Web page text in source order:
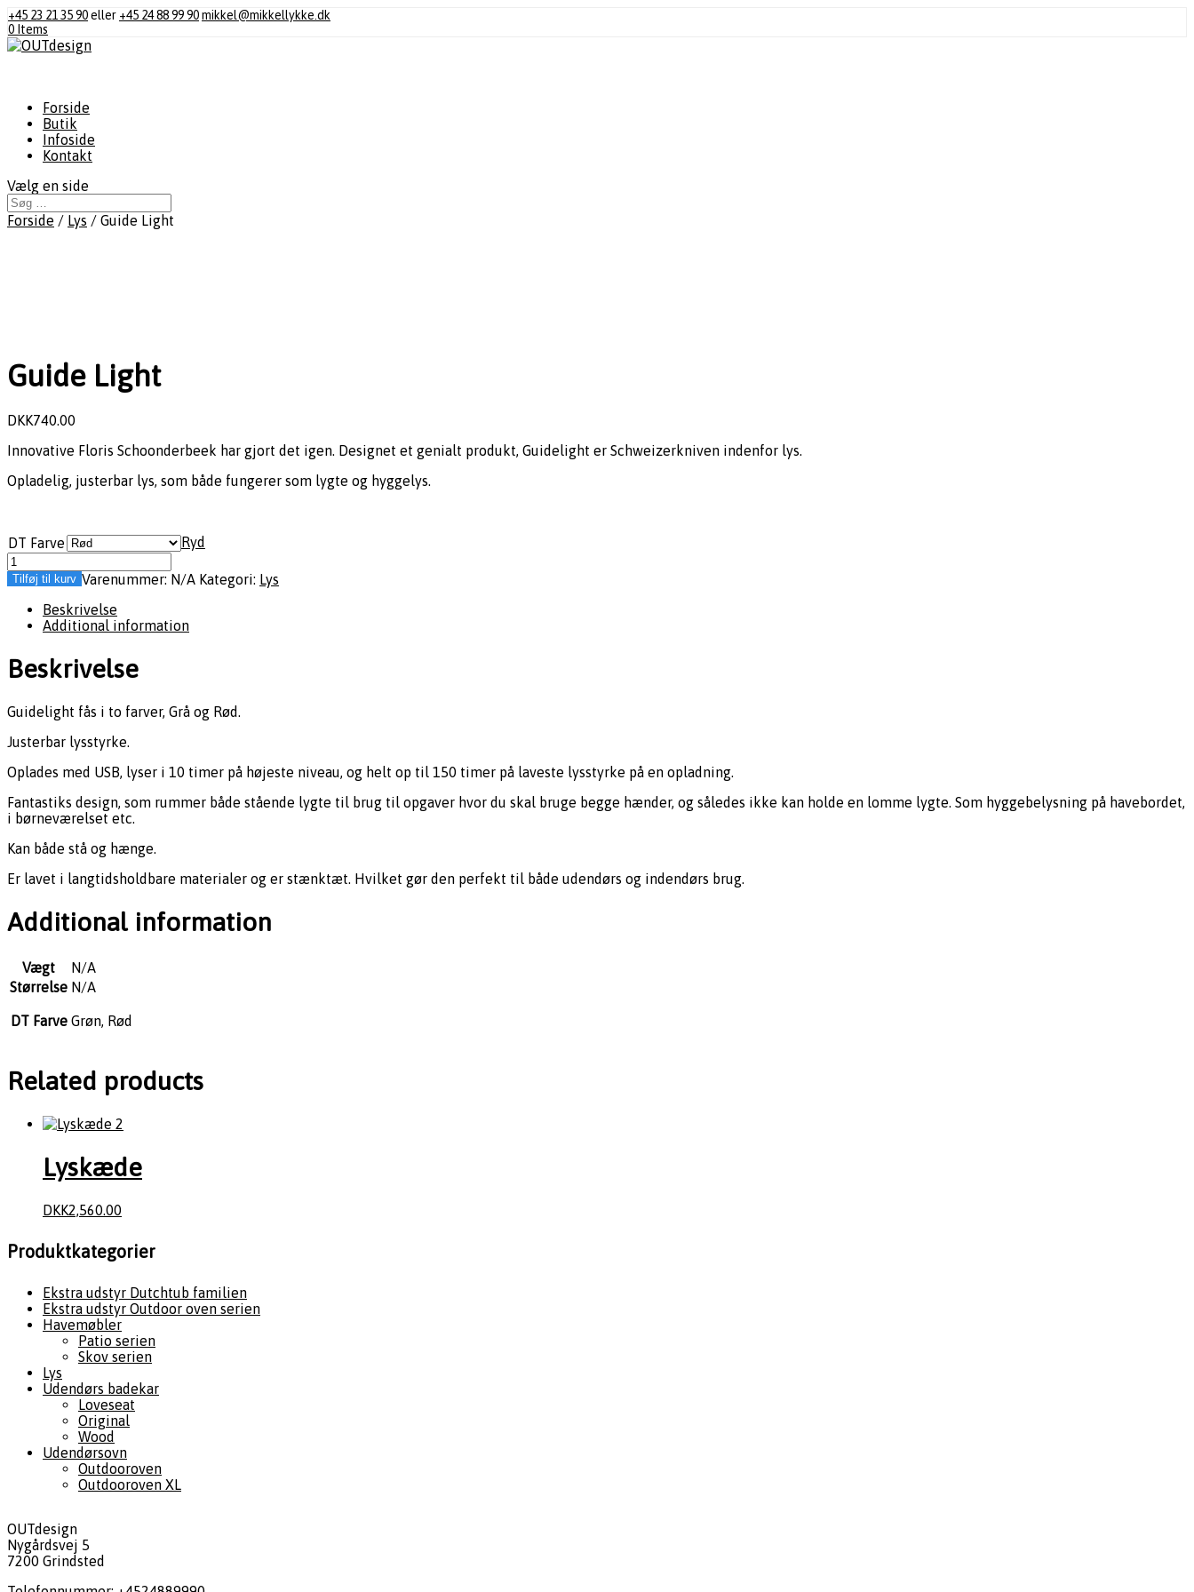
+45 23 21 35 90eller +45 24 88 99 90mikkel@mikkellykke.dk
0 Items
Forside
Butik
Infoside
Kontakt
Vælg en side
Forside / Lys / Guide Light
Guide Light
DKK740.00
Innovative Floris Schoonderbeek har gjort det igen. Designet et genialt produkt, Guidelight er Schweizerkniven indenfor lys.
Opladelig, justerbar lys, som både fungerer som lygte og hyggelys.
DT Farve Ryd
Tilføj til kurv Varenummer: N/A Kategori: Lys
Beskrivelse
Additional information
Beskrivelse
Guidelight fås i to farver, Grå og Rød.
Justerbar lysstyrke.
Oplades med USB, lyser i 10 timer på højeste niveau, og helt op til 150 timer på laveste lysstyrke på en opladning.
Fantastiks design, som rummer både stående lygte til brug til opgaver hvor du skal bruge begge hænder, og således ikke kan holde en lomme lygte. Som hyggebelysning på havebordet,
i børneværelset etc.
Kan både stå og hænge.
Er lavet i langtidsholdbare materialer og er stænktæt. Hvilket gør den perfekt til både udendørs og indendørs brug.
Additional information
Vægt
N/A
Størrelse N/A
DT Farve Grøn, Rød
Related products
Lyskæde
DKK2,560.00
Produktkategorier
Ekstra udstyr Dutchtub familien
Ekstra udstyr Outdoor oven serien
Havemøbler
Patio serien
Skov serien
Lys
Udendørs badekar
Loveseat
Original
Wood
Udendørsovn
Outdooroven
Outdooroven XL
OUTdesign
Nygårdsvej 5
7200 Grindsted